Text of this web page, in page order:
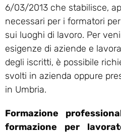
6/03/2013 che stabilisce,
necessari per i formatori
sui luoghi di lavoro. Per
esigenze di aziende e
degli iscritti, è possibile
svolti in azienda oppure
in Umbria.
Formazione
formazione per